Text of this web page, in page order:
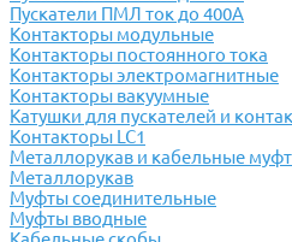
Пускатели ПМЛ ток до 400А
Контакторы модульные
Контакторы постоянного тока
Контакторы электромагнитные
Контакторы вакуумные
Катушки для пускателей и
Контакторы LC1
Металлорукав и кабельные
Металлорукав
Муфты соединительные
Муфты вводные